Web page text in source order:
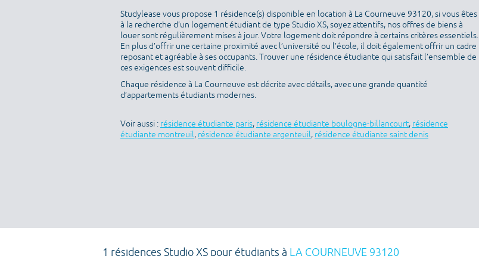
Studylease vous propose 1 résidence(s) disponible en location à La Courneuve 93120, si vous êtes
à la recherche d’un logement étudiant de type Studio XS, soyez attentifs, nos offres de biens à
louer sont régulièrement mises à jour. Votre logement doit répondre à certains critères essentiels.
En plus d’offrir une certaine proximité avec l’université ou l’école, il doit également offrir un cadre
reposant et agréable à ses occupants. Trouver une résidence étudiante qui satisfait l’ensemble de
ces exigences est souvent difficile.
Chaque résidence à La Courneuve est décrite avec détails, avec une grande quantité
d’appartements étudiants modernes.
Voir aussi : résidence étudiante paris, résidence étudiante boulogne-billancourt, résidence
étudiante montreuil, résidence étudiante argenteuil, résidence étudiante saint denis
1 résidences Studio XS pour étudiants à LA COURNEUVE 93120